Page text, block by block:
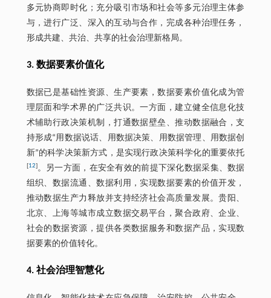
多元协商即时化；充分吸引市场和社会等多元治理主体参
与，进行广泛、深入的互动与合作，完成各种治理任务，
形成共建、共治、共享的社会治理新格局。
3. 数据要素价值化
数据已是基础性资源、生产要素，数据要素价值化成为管
理层面和学术界的广泛共识。一方面，建立健全信息化技
术辅助行政决策机制，打通数据壁垒、推动数据融合，支
持形成“用数据说话、用数据决策、用数据管理、用数据创
新”的科学决策新方式，是实现行政决策科学化的重要依托
[12]。另一方面，在安全有效的前提下深化数据采集、数据
组织、数据流通、数据利用，实现数据要素的价值开发，
推动数据生产力释放并支持经济社会高质量发展。贵阳、
北京、上海等城市成立数据交易平台，聚合政府、企业、
社会的数据资源，提供各类数据服务和数据产品，实现数
据要素的价值转化。
4. 社会治理智慧化